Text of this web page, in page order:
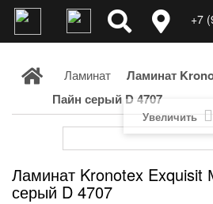
+7
Ламинат
Ламинат
Пайн серый D 4707
Увеличить
Ламинат Kronotex Exquisit
серый D 4707